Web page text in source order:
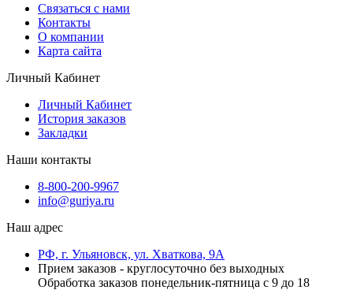
Связаться с нами
Контакты
О компании
Карта сайта
Личный Кабинет
Личный Кабинет
История заказов
Закладки
Наши контакты
8-800-200-9967
info@guriya.ru
Наш адрес
РФ, г. Ульяновск, ул. Хваткова, 9А
Прием заказов - круглосуточно без выходных
Обработка заказов понедельник-пятница с 9 до 18